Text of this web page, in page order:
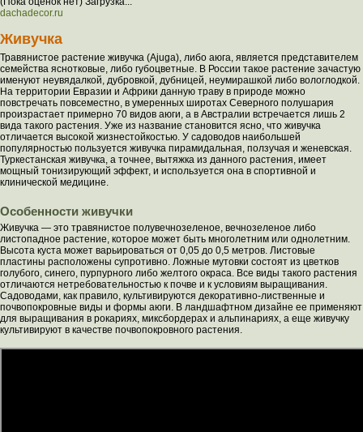
dachadecor.ru
Живучка
Травянистое растение живучка (Ajuga), либо аюга, является представителем
семейства яснотковые, либо губоцветные. В России такое растение зачастую
именуют неувядалкой, дубровкой, дубницей, неумирашкой либо вологлодкой.
На территории Евразии и Африки данную траву в природе можно
повстречать повсеместно, в умеренных широтах Северного полушария
произрастает примерно 70 видов аюги, а в Австралии встречается лишь 2
вида такого растения. Уже из название становится ясно, что живучка
отличается высокой жизнестойкостью. У садоводов наибольшей
популярностью пользуется живучка пирамидальная, ползучая и женевская.
Туркестанская живучка, а точнее, вытяжка из данного растения, имеет
мощный тонизирующий эффект, и используется она в спортивной и
клинической медицине.
Особенности живучки
Живучка ― это травянистое полувечнозеленое, вечнозеленое либо
листопадное растение, которое может быть многолетним или однолетним.
Высота куста может варьироваться от 0,05 до 0,5 метров. Листовые
пластины расположены супротивно. Ложные мутовки состоят из цветков
голубого, синего, пурпурного либо желтого окраса. Все виды такого растения
отличаются нетребовательностью к почве и к условиям выращивания.
Садоводами, как правило, культивируются декоративно-лиственные и
почвопокровные виды и формы аюги. В ландшафтном дизайне ее применяют
для выращивания в рокариях, миксбордерах и альпинариях, а еще живучку
культивируют в качестве почвопокровного растения.